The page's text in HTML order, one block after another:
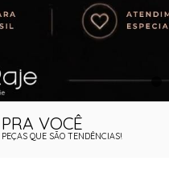
PRA VOCÊ
PEÇAS QUE SÃO TENDÊNCIAS!